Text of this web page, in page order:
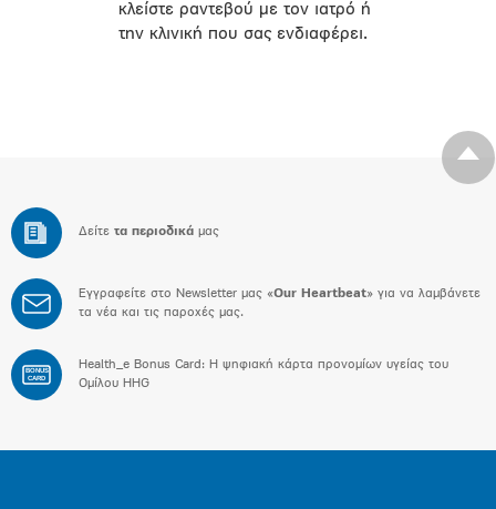
κλείστε ραντεβού με τον ιατρό ή
την κλινική που σας ενδιαφέρει.
Δείτε τα περιοδικά μας
Εγγραφείτε στο Newsletter μας «Our Heartbeat» για να λαμβάνετε
τα νέα και τις παροχές μας.
BONUS
CARD
Health_e Bonus Card: H ψηφιακή κάρτα προνομίων υγείας του
Ομίλου HHG